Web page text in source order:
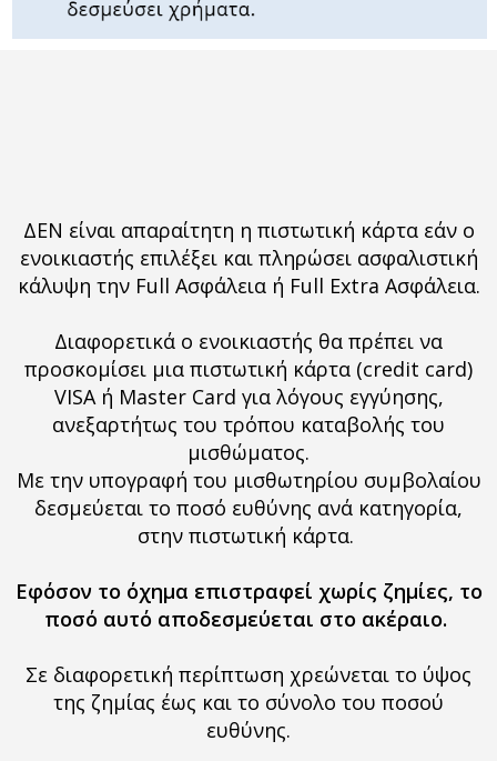
ΔΕΝ είναι απαραίτητη η πιστωτική κάρτα εάν ο
ενοικιαστής επιλέξει και πληρώσει ασφαλιστική
κάλυψη την Full Ασφάλεια ή Full Extra Ασφάλεια.
Διαφορετικά ο ενοικιαστής θα πρέπει να
προσκομίσει μια πιστωτική κάρτα (credit card)
VISA ή Master Card για λόγους εγγύησης,
ανεξαρτήτως του τρόπου καταβολής του
μισθώματος.
Με την υπογραφή του μισθωτηρίου συμβολαίου
δεσμεύεται το ποσό ευθύνης ανά κατηγορία,
στην πιστωτική κάρτα.
Εφόσον το όχημα επιστραφεί χωρίς ζημίες, το
ποσό αυτό αποδεσμεύεται στο ακέραιο.
Σε διαφορετική περίπτωση χρεώνεται το ύψος
της ζημίας έως και το σύνολο του ποσού
ευθύνης.